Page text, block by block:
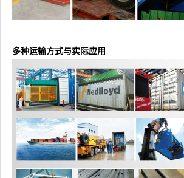
多种运输方式与实际应用